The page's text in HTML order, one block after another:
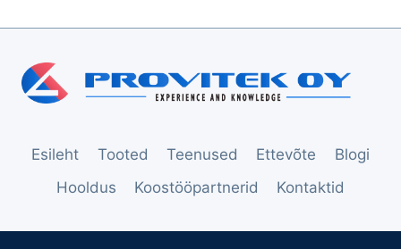
Esileht Tooted Teenused Ettevõte
Blogi
Hooldus
Koostööpartnerid Kontaktid